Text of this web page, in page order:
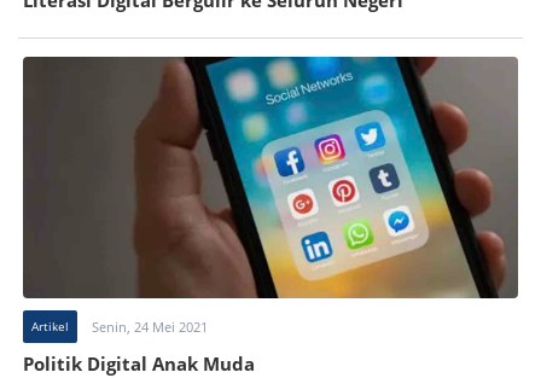
Artikel Senin, 24 Mei 2021
Politik Digital Anak Muda